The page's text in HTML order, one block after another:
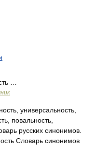
…
универсальность,
повальность,
русских синонимов.
Словарь синонимов